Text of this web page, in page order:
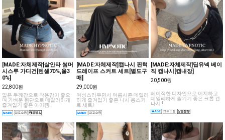
[MADE:자체제작]살안타 썸머
시스루 가디건[텐셀70%,울3
0%]
22,800원
얇은 두께감으로 착용감이 좋으
며 가벼운 원단으로 데일리하게
즐겨입기 좋은 아이템!
[MADE:자체제작]캡나시 핀턱
드레이프 스커트 세트[별도구
매]
29,000원
여성스러우면서 여름시즌 데일리
하게 즐겨입기 좋은 나시 롱스커
트 세트!
[MADE:자체제작]딥유넥 베이
직 캡나시[캡내장]
20,500원
베이직한 디자인으로 이지하고
데일리하게 즐기기 좋은 크롭 캡
나시 !